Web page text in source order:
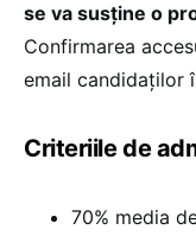
se va susține o
Confirmarea
email candidaților
Criteriile de
70% media